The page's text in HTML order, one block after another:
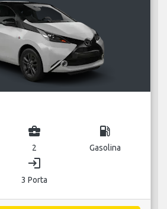
business_center
2
local_gas_station
Gasolina
login
3 Porta